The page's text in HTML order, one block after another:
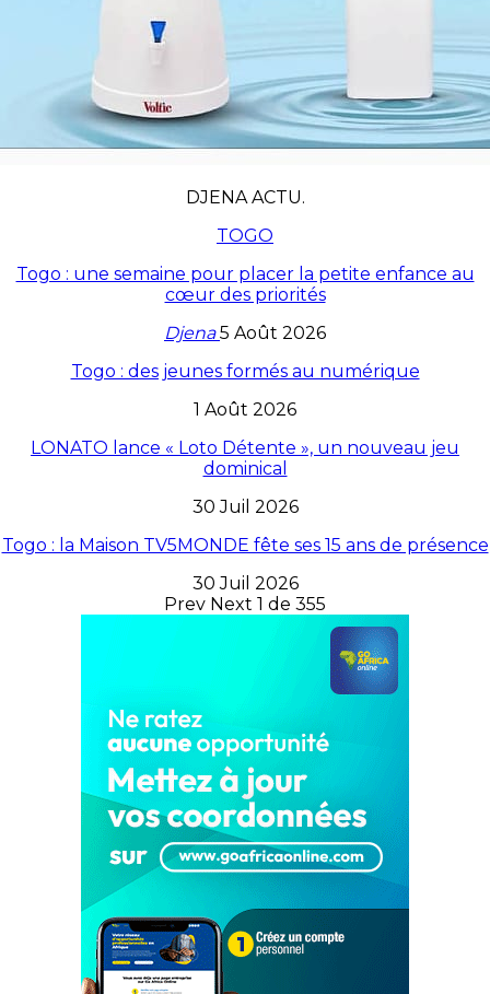
DJENA ACTU.
TOGO
Togo : une semaine pour placer la petite enfance au
cœur des priorités
Djena5 Août 2026
Togo : des jeunes formés au numérique
1 Août 2026
LONATO lance « Loto Détente », un nouveau jeu
dominical
30 Juil 2026
Togo : la Maison TV5MONDE fête ses 15 ans de présence
30 Juil 2026
Prev Next 1 de 355